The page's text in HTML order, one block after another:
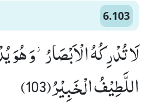
6.103
لَا تُدْرِكُهُ الْاَبْصَارُ٘-وَ هُوَ
اللَّطِیْفُ الْخَبِیْرُ(103)